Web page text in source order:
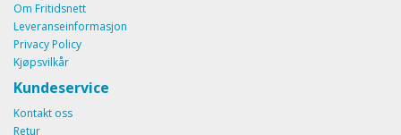
Om Fritidsnett
Leveranseinformasjon
Privacy Policy
Kjøpsvilkår
Kundeservice
Kontakt oss
Retur